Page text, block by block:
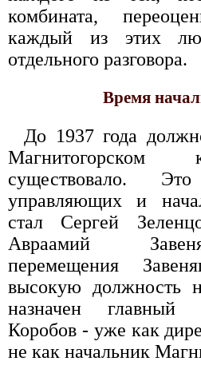
комбината,
каждый из этих
отдельного разговора.
Время
До 1937 года
Магнитогорском
существовало.
управляющих и
стал Сергей
Авраамий
перемещения
высокую должность
назначен главный
Коробов - уже как
не как начальник